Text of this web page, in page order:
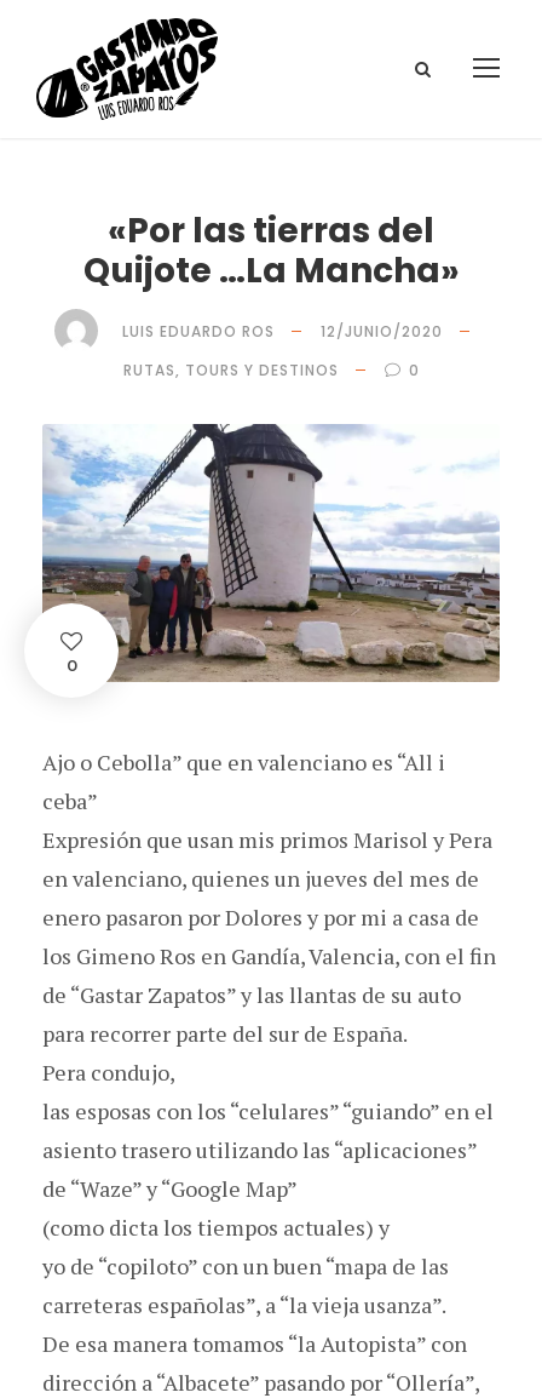
«Por las tierras del
Quijote …La Mancha»
LUIS EDUARDO ROS
12/JUNIO/2020
RUTAS, TOURS Y DESTINOS
0
0
Ajo o Cebolla” que en valenciano es “All i
ceba”
Expresión que usan mis primos Marisol y Pera
en valenciano, quienes un jueves del mes de
enero pasaron por Dolores y por mi a casa de
los Gimeno Ros en Gandía, Valencia, con el fin
de “Gastar Zapatos” y las llantas de su auto
para recorrer parte del sur de España.
Pera condujo,
las esposas con los “celulares” “guiando” en el
asiento trasero utilizando las “aplicaciones”
de “Waze” y “Google Map”
(como dicta los tiempos actuales) y
yo de “copiloto” con un buen “mapa de las
carreteras españolas”, a “la vieja usanza”.
De esa manera tomamos “la Autopista” con
dirección a “Albacete” pasando por “Ollería”,